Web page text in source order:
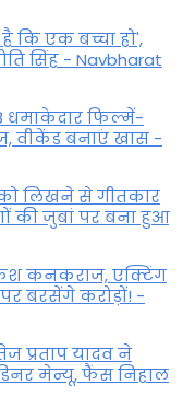
कि एक बच्चा हो',
सिंह - Navbharat
धमाकेदार फिल्में-
वीकेंड बनाएं खास -
लिखने से गीतकार
की जुबां पर बना हुआ
कनकराज, एक्टिंग
बरसेंगे करोड़ों! -
प्रताप यादव ने
मेन्यू, फैंस न‍िहाल